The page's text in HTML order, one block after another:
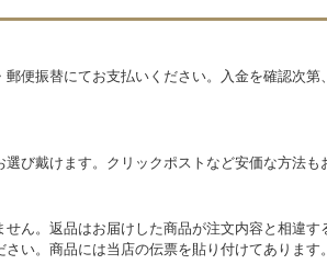
便振替にてお支払いください。入金を確認次第
び戴けます。クリックポストなど安価な方法も
ん。返品はお届けした商品が注文内容と相違
い。商品には当店の伝票を貼り付けてあります。